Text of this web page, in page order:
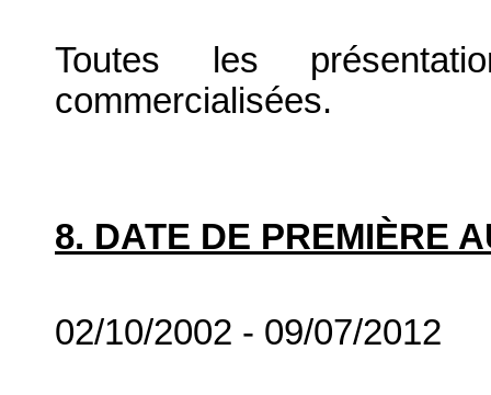
Toutes les
commercialisées.
8. DATE DE PREMIÈRE
02/10/2002 - 09/07/2012